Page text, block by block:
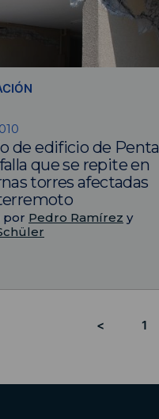
de edificio de Penta
que se repite en
torres afectadas
por Pedro Ramírez y
< 1